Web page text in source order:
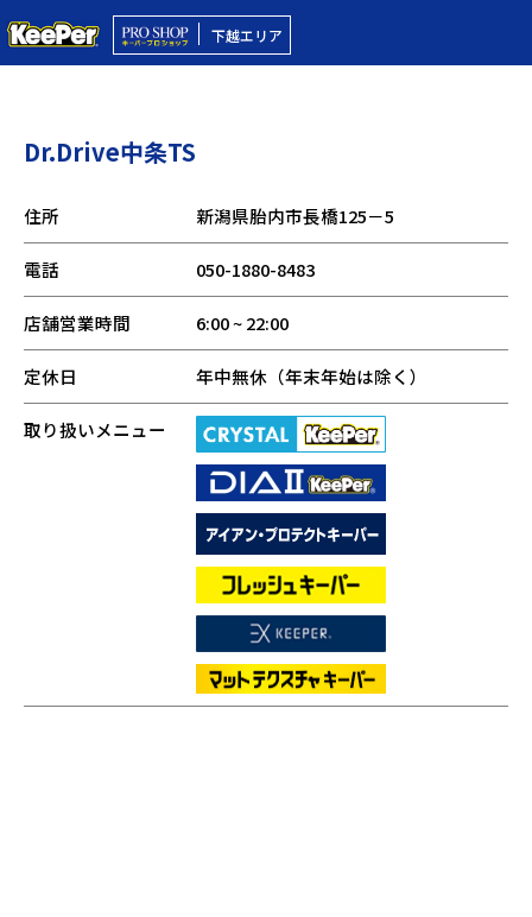
下越エリア
Dr.Drive中条TS
住所 新潟県胎内市長橋125－5
電話 050-1880-8483
店舗営業時間 6:00 ~ 22:00
定休日 年中無休（年末年始は除く）
取り扱いメニュー